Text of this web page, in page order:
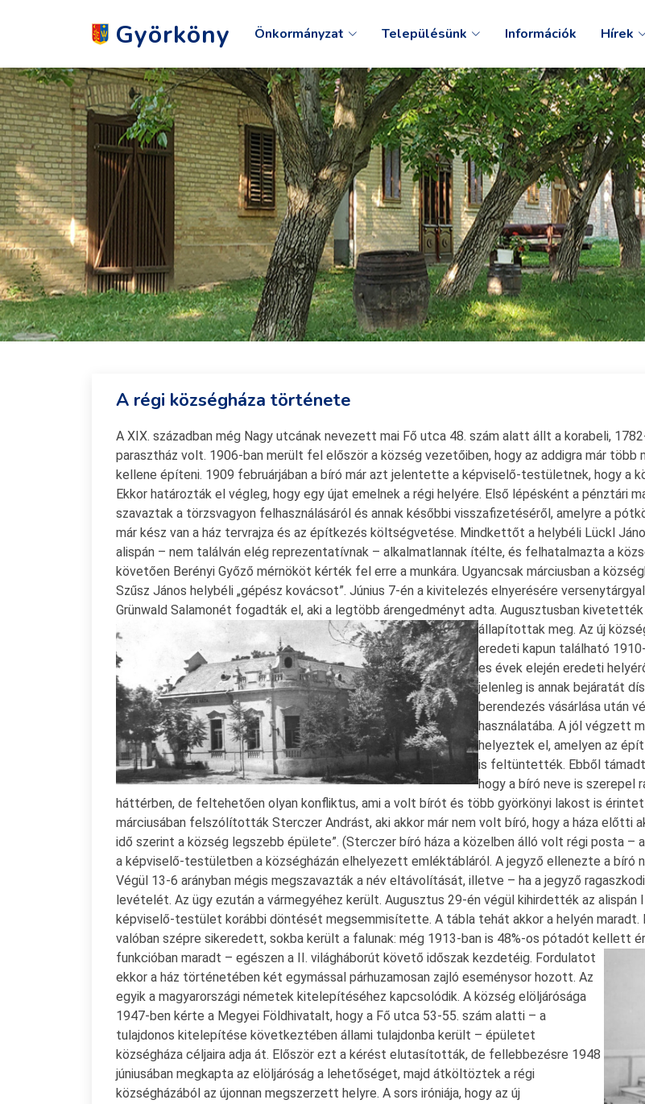
Györköny Önkormányzat Településünk Információk Hírek
A régi községháza története
A XIX. században még Nagy utcának nevezett mai Fő utca 48. szám alatt állt a korabeli,
parasztház volt. 1906-ban merült fel először a község vezetőiben, hogy az addigra már több
kellene építeni. 1909 februárjában a bíró már azt jelentette a képviselő-testületnek, hogy a
Ekkor határozták el végleg, hogy egy újat emelnek a régi helyére. Első lépésként a pénztári
szavaztak a törzsvagyon felhasználásáról és annak későbbi visszafizetéséről, amelyre a
már kész van a ház tervrajza és az építkezés költségvetése. Mindkettőt a helybéli Lückl
alispán – nem találván elég reprezentatívnak – alkalmatlannak ítélte, és felhatalmazta a
követően Berényi Győző mérnököt kérték fel erre a munkára. Ugyancsak márciusban a
Szűsz János helybéli „gépész kovácsot”. Június 7-én a kivitelezés elnyerésére
Grünwald Salamonét fogadták el, aki a legtöbb árengedményt adta. Augusztusban
állapítottak meg. Az új
eredeti kapun található
es évek elején eredeti
jelenleg is annak bejáratát
berendezés vásárlása után
használatába. A jól végzett
helyeztek el, amelyen az
is feltüntették. Ebből
hogy a bíró neve is szerepel
háttérben, de feltehetően olyan konfliktus, ami a volt bírót és több györkönyi lakost is
márciusában felszólították Sterczer Andrást, aki akkor már nem volt bíró, hogy a háza előtti
idő szerint a község legszebb épülete”. (Sterczer bíró háza a közelben álló volt régi posta
a képviselő-testületben a községházán elhelyezett emléktábláról. A jegyző ellenezte a
Végül 13-6 arányban mégis megszavazták a név eltávolítását, illetve – ha a jegyző
levételét. Az ügy ezután a vármegyéhez került. Augusztus 29-én végül kihirdették az
képviselő-testület korábbi döntését megsemmisítette. A tábla tehát akkor a helyén maradt.
valóban szépre sikeredett, sokba került a falunak: még 1913-ban is 48%-os pótadót kellett
funkcióban maradt – egészen a II. világháborút követő időszak kezdetéig. Fordulatot
ekkor a ház történetében két egymással párhuzamosan zajló eseménysor hozott. Az
egyik a magyarországi németek kitelepítéséhez kapcsolódik. A község elöljárósága
1947-ben kérte a Megyei Földhivatalt, hogy a Fő utca 53-55. szám alatti – a
tulajdonos kitelepítése következtében állami tulajdonba került – épületet
községháza céljaira adja át. Először ezt a kérést elutasították, de fellebbezésre 1948
júniusában megkapta az elöljáróság a lehetőséget, majd átköltöztek a régi
községházából az újonnan megszerzett helyre. A sors iróniája, hogy az új